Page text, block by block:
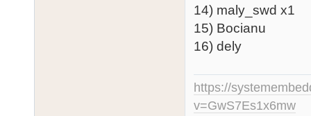
14) maly_swd x1
15) Bocianu
16) dely
https://
v=GwS7Es1x6mw